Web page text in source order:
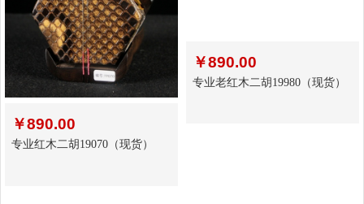
￥890.00
专业红木二胡19070（现货）
￥890.00
专业老红木二胡19980（现货）